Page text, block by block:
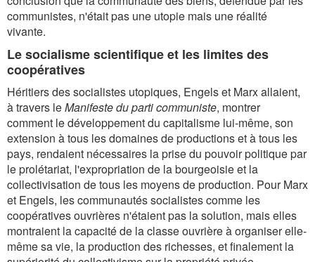
communistes, n'était pas une utopie mais une réalité
vivante.
Le socialisme scientifique et les limites des
coopératives
Héritiers des socialistes utopiques, Engels et Marx allaient,
à travers leManifeste du parti communiste, montrer
comment le développement du capitalisme lui-même, son
extension à tous les domaines de productions et à tous les
pays, rendaient nécessaires la prise du pouvoir politique par
le prolétariat, l'expropriation de la bourgeoisie et la
collectivisation de tous les moyens de production. Pour Marx
et Engels, les communautés socialistes comme les
coopératives ouvrières n'étaient pas la solution, mais elles
montraient la capacité de la classe ouvrière à organiser elle-
même sa vie, la production des richesses, et finalement la